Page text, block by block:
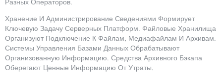
Разных Операторов.
Хранение И Администрирование Сведениями Формирует
Ключевую Задачу Серверных Платформ. Файловые Хранилища
Организуют Подключение К Файлам, Медиафайлам И Архивам.
Системы Управления Базами Данных Обрабатывают
Организованную Информацию. Средства Архивного Бэкапа
Оберегают Ценные Информацию От Утраты.